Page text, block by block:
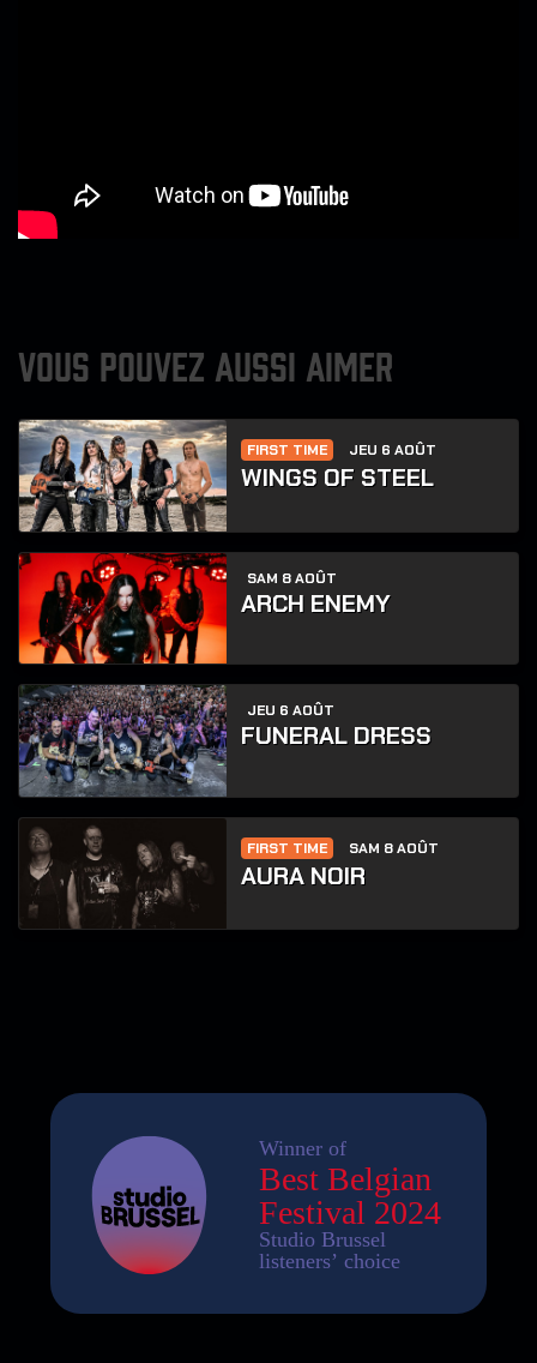
VOUS POUVEZ AUSSI AIMER
FIRST TIME JEU 6 AOÛT
WINGS OF STEEL
SAM 8 AOÛT
ARCH ENEMY
JEU 6 AOÛT
FUNERAL DRESS
FIRST TIME SAM 8 AOÛT
AURA NOIR